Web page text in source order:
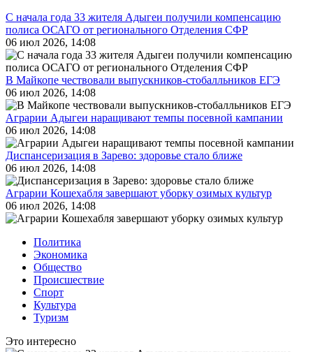
С начала года 33 жителя Адыгеи получили компенсацию
полиса ОСАГО от регионального Отделения СФР
06 июл 2026, 14:08
В Майкопе чествовали выпускников-стобалльников ЕГЭ
06 июл 2026, 14:08
Аграрии Адыгеи наращивают темпы посевной кампании
06 июл 2026, 14:08
Диспансеризация в Зарево: здоровье стало ближе
06 июл 2026, 14:08
Аграрии Кошехабля завершают уборку озимых культур
06 июл 2026, 14:08
Политика
Экономика
Общество
Происшествие
Спорт
Культура
Туризм
Это интересно